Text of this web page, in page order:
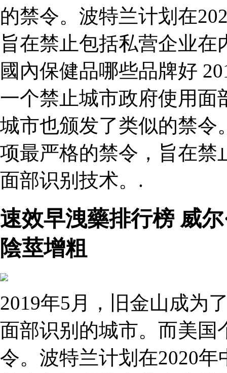
的禁令。波特兰计划在
旨在禁止包括私营企业
國內保健品哪些品牌好
一个禁止城市政府使用面
城市也颁发了类似的禁令
项最严格的禁令，旨在禁
面部识别技术。.
速效早洩藥排行榜 威
陰莖增粗
2019年5月，旧金山成为
面部识别的城市。而美国
令。波特兰计划在2020